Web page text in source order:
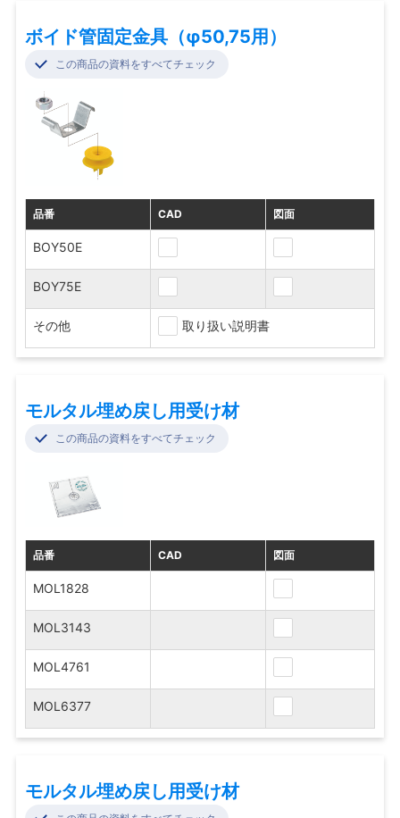
ボイド管固定金具（φ50,75用）
この商品の資料をすべてチェック
品番 CAD 図面
BOY50E
BOY75E
その他 取り扱い説明書
モルタル埋め戻し用受け材
この商品の資料をすべてチェック
品番 CAD 図面
MOL1828
MOL3143
MOL4761
MOL6377
モルタル埋め戻し用受け材